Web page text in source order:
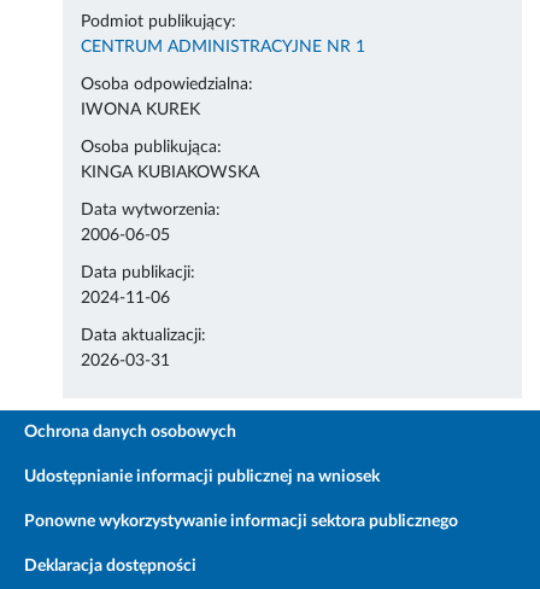
Podmiot publikujący:
CENTRUM ADMINISTRACYJNE NR 1
Osoba odpowiedzialna:
IWONA KUREK
Osoba publikująca:
KINGA KUBIAKOWSKA
Data wytworzenia:
2006-06-05
Data publikacji:
2024-11-06
Data aktualizacji:
2026-03-31
Ochrona danych osobowych
Udostępnianie informacji publicznej na wniosek
Ponowne wykorzystywanie informacji sektora publicznego
Deklaracja dostępności